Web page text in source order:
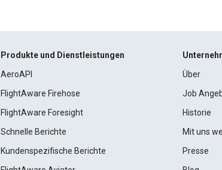
Produkte und Dienstleistungen
AeroAPI
FlightAware Firehose
FlightAware Foresight
Schnelle Berichte
Kundenspezifische Berichte
Über
Job
Historie
Mit uns
Presse